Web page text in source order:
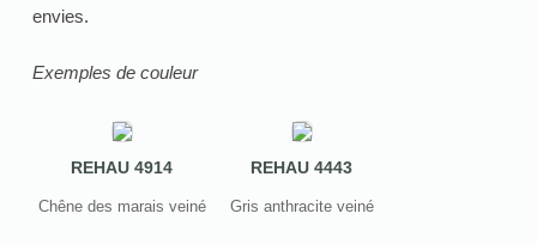
envies.
Exemples de couleur
REHAU 4914
Chêne des marais veiné
REHAU 4443
Gris anthracite veiné